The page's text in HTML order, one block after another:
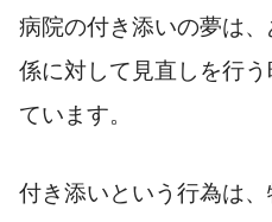
病院の付き添いの夢は
係に対して見直しを行
ています。
付き添いという行為は